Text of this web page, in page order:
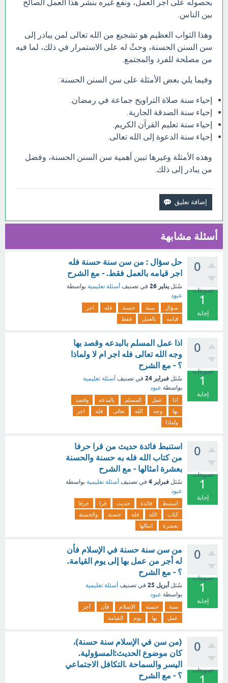
بحصوله على أجر العمل، ونفع غيره بنشر هذا العمل الصالح
بين الناس.
وهذا الثواب العظيم هو تشجيع من الله تعالى لمن يبادر إلى
سن السنن الحسنة، وحثٌ له على الاستمرار في ذلك، لما فيه
من مصلحة للفرد والمجتمع.
وفيما يلي بعض الأمثلة على سن السنن الحسنة:
إحياء سنة صلاة التراويح جماعة في رمضان.
إحياء سنة الصدقة الجارية.
إحياء سنة تعليم القرآن الكريم.
إحياء سنة الدعوة إلى الله تعالى.
وهذه الأمثلة وغيرها تبين أهمية سن السنن الحسنة، وفضل
من يبادر إلى ذلك.
أسئلة مشابهة
0
تصويتات
1
إجابة
حل سؤال : من سن سنة حسنة فله
اجر قيامه بالعمل فقط. - مع الشرح
سُئل يناير 26 في تصنيف أسئلة تعليمية بواسطة
عبود
سؤال سنة حسنة فله
اجر
قيامه
بالعمل فقط
0
تصويتات
1
إجابة
اذا عمل المسلم بالبدعه وقصد بها
وجه الله تعالى فله اجر ام لا ولماذا
؟ - مع الشرح
سُئل فبراير 24 في تصنيف أسئلة تعليمية
بواسطة عبود
اذا عمل المسلم بالبدعه
وقصد
بها
وجه الله تعالى فله
اجر
ولماذا
0
تصويتات
1
إجابة
استنبط فائدة حديث من قرا حرفا
من كتاب الله فله به حسنة والحسنة
بعشرة امثالها - مع الشرح
سُئل فبراير 4 في تصنيف أسئلة تعليمية بواسطة
عبود
استنبط فائدة حديث قرا
حرفا
كتاب
الله فله حسنة
والحسنة
بعشرة
امثالها
0
تصويتات
1
إجابة
من سن سنة حسنة في الإسلام فأن
له أجر من عمل بها إلى يوم القيامة.
؟ - مع الشرح
سُئل أبريل 25 في تصنيف أسئلة تعليمية
بواسطة عبود
سنة حسنة الإسلام فأن
أجر
عمل
بها يوم القيامة
0
تصويتات
1
(من سن في الإسلام سنة حسنة)،
كان موضوع الحديث:المسؤولية.
اليسر والسماحة .التكافل الاجتماعي
؟ - مع الشرح